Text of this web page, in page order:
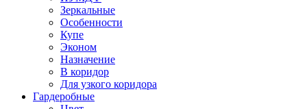
Зеркальные
Особенности
Купе
Эконом
Назначение
В коридор
Для узкого коридора
Гардеробные